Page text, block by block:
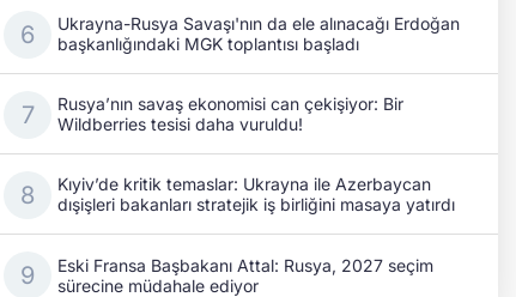
Ukrayna-Rusya Savaşı'nın da ele alınacağı Erdoğan
başkanlığındaki MGK toplantısı başladı
Rusya’nın savaş ekonomisi can çekişiyor: Bir
Wildberries tesisi daha vuruldu!
Kıyiv’de kritik temaslar: Ukrayna ile Azerbaycan
dışişleri bakanları stratejik iş birliğini masaya yatırdı
Eski Fransa Başbakanı Attal: Rusya, 2027 seçim
sürecine müdahale ediyor